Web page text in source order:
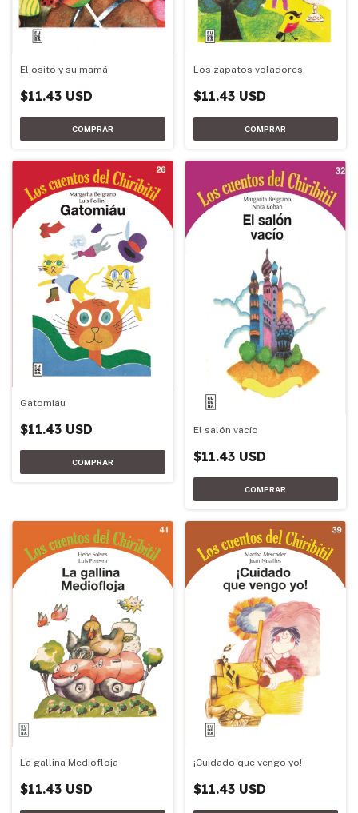
El osito y su mamá
$11.43 USD
Los zapatos voladores
$11.43 USD
Gatomiáu
$11.43 USD El salón vacío
$11.43 USD
La gallina Mediofloja
$11.43 USD
¡Cuidado que vengo yo!
$11.43 USD